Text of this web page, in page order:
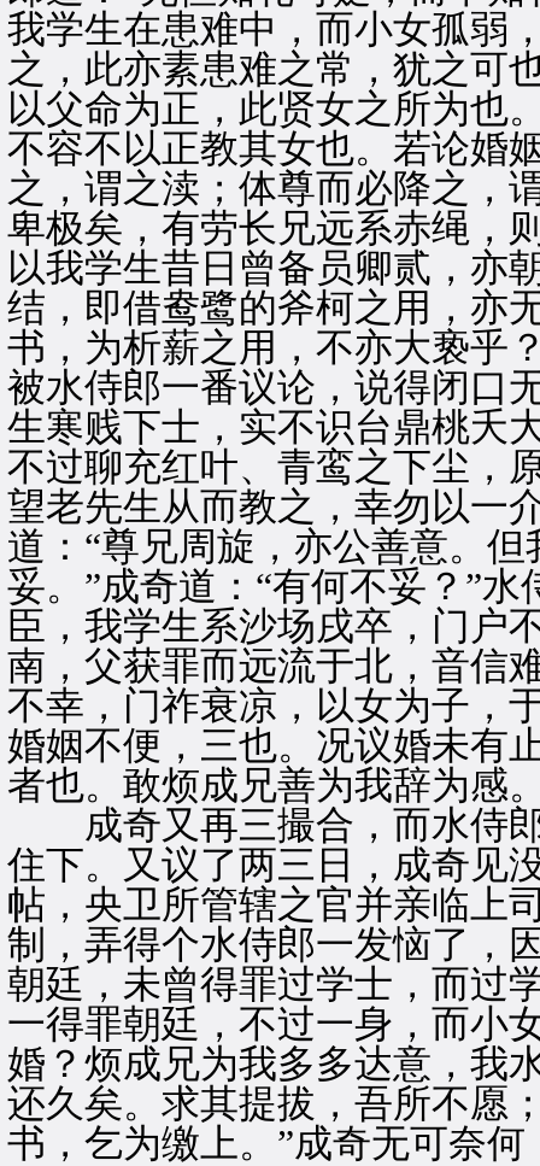
我学生在患难中，而小女孤弱
之，此亦素患难之常，犹之可
以父命为正，此贤女之所为也
不容不以正教其女也。若论婚
之，谓之渎；体尊而必降之，
卑极矣，有劳长兄远系赤绳，
以我学生昔日曾备员卿贰，亦
结，即借鸯鹭的斧柯之用，亦
书，为析薪之用，不亦大亵乎
被水侍郎一番议论，说得闭口
生寒贱下士，实不识台鼎桃夭
不过聊充红叶、青鸾之下尘，
望老先生从而教之，幸勿以一
道：“尊兄周旋，亦公善意。
妥。”成奇道：“有何不妥？”
臣，我学生系沙场戌卒，门户
南，父获罪而远流于北，音信
不幸，门祚衰凉，以女为子，
婚姻不便，三也。况议婚未有
者也。敢烦成兄善为我辞为感
成奇又再三撮合，而水侍郎
住下。又议了两三日，成奇见
帖，央卫所管辖之官并亲临上
制，弄得个水侍郎一发恼了，
朝廷，未曾得罪过学士，而过
一得罪朝廷，不过一身，而小
婚？烦成兄为我多多达意，我
还久矣。求其提拔，吾所不愿
书，乞为缴上。”成奇无可奈